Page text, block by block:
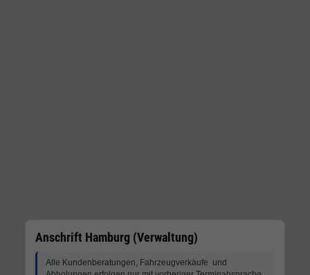
Anschrift Hamburg (Verwaltung)
Alle Kundenberatungen, Fahrzeugverkäufe und